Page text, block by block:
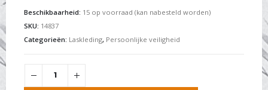
Beschikbaarheid: 15 op voorraad (kan nabesteld worden)
SKU: 14837
Categorieën: Laskleding, Persoonlijke veiligheid